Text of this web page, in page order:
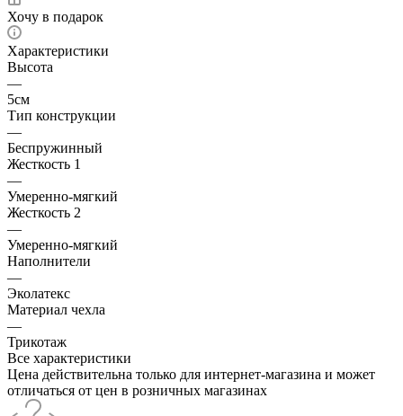
Хочу в подарок
Характеристики
Высота
—
5см
Тип конструкции
—
Беспружинный
Жесткость 1
—
Умеренно-мягкий
Жесткость 2
—
Умеренно-мягкий
Наполнители
—
Эколатекс
Материал чехла
—
Трикотаж
Все характеристики
Цена действительна только для интернет-магазина и может
отличаться от цен в розничных магазинах